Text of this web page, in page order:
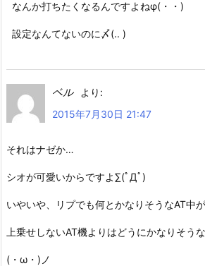
なんか打ちたくなるんですよねφ(・・)
設定なんてないのに〆(.. )
ベル
より:
2015年7月30日 21:47
それはナゼか…
シオが可愛いからですよ∑(ﾟДﾟ)
いやいや、リプでも何とかなりそうなAT中
上乗せしないAT機よりはどうにかなりそう
(・ω・)ノ